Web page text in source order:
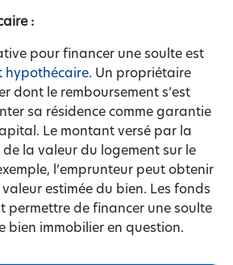
:
pour financer une soulte est
hypothécaire. Un propriétaire
dont le remboursement s’est
sa résidence comme garantie
Le montant versé par la
la valeur du logement sur le
l’emprunteur peut obtenir
estimée du bien. Les fonds
permettre de financer une soulte
bien immobilier en question.